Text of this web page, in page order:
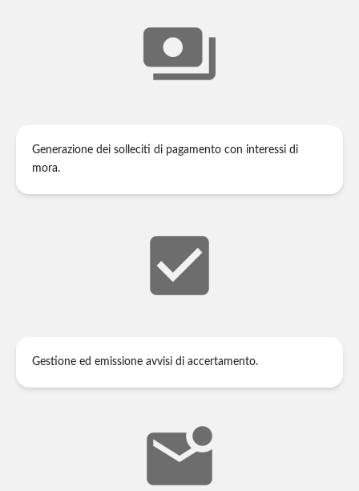
payments
Generazione dei solleciti di pagamento con interessi di
mora.
check_box
Gestione ed emissione avvisi di accertamento.
mark_email_unread